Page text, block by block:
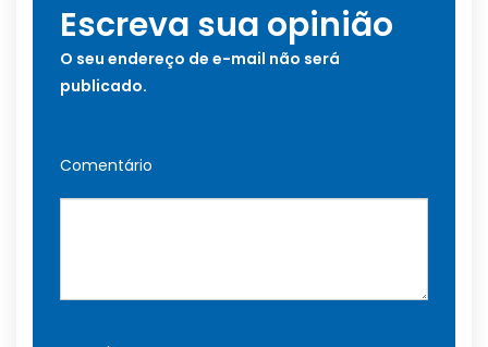
Escreva sua opinião
O seu endereço de e-mail não será
publicado.
Comentário